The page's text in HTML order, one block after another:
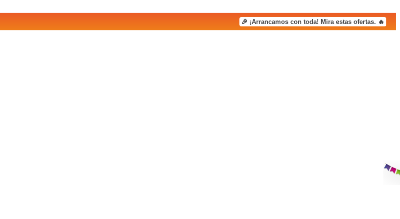
🎉 ¡Arrancamos con toda! Mira estas ofertas. 🔥